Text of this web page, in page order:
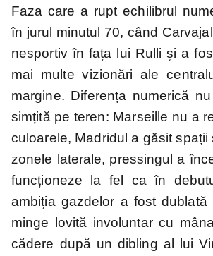
Faza care a rupt echilibrul
în jurul minutul 70, când
nesportiv în fața lui Rulli și a
mai multe vizionări ale
margine. Diferența numerică
simțită pe teren: Marseille nu a
culoarele, Madridul a găsit spații
zonele laterale, pressingul a
funcționeze la fel ca în
ambiția gazdelor a fost
minge lovită involuntar cu
cădere după un dibling al lui